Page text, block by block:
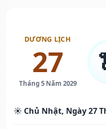
DƯƠNG LỊCH
27
Tháng 5 Năm 2029
☀️ Chủ Nhật, Ngày 27